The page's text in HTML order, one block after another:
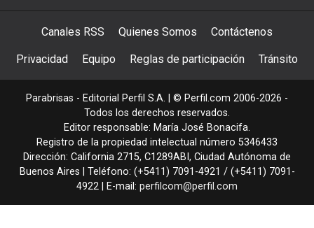
Canales RSS Quienes Somos Contáctenos
Privacidad Equipo Reglas de participación Tránsito
Parabrisas - Editorial Perfil S.A. | © Perfil.com 2006-2026 -
Todos los derechos reservados.
Editor responsable: María José Bonacifa.
Registro de la propiedad intelectual número 5346433
Dirección: California 2715, C1289ABI , Ciudad Autónoma de
Buenos Aires | Teléfono: (+5411) 7091-4921 / (+5411) 7091-
4922 | E-mail: perfilcom@perfil.com